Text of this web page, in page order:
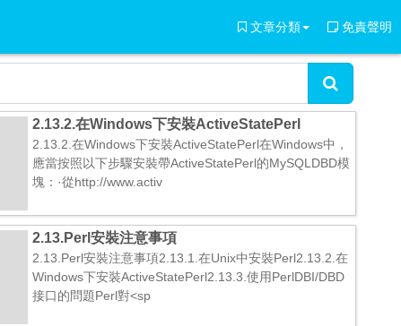
文章分類 免責聲明
2.13.2.在Windows下安裝ActiveStatePerl
2.13.2.在Windows下安裝ActiveStatePerl在Windows中，
應當按照以下步驟安裝帶ActiveStatePerl的MySQLDBD模
塊：·從http://www.activ
2.13.Perl安裝注意事項
2.13.Perl安裝注意事項2.13.1.在Unix中安裝Perl2.13.2.在
Windows下安裝ActiveStatePerl2.13.3.使用PerlDBI/DBD
接口的問題Perl對<sp